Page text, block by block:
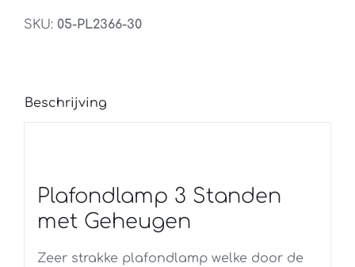
3
aantal
SKU: 05-PL2366-30
Beschrijving
Plafondlamp 3 Standen
met Geheugen
Zeer strakke plafondlamp welke door de